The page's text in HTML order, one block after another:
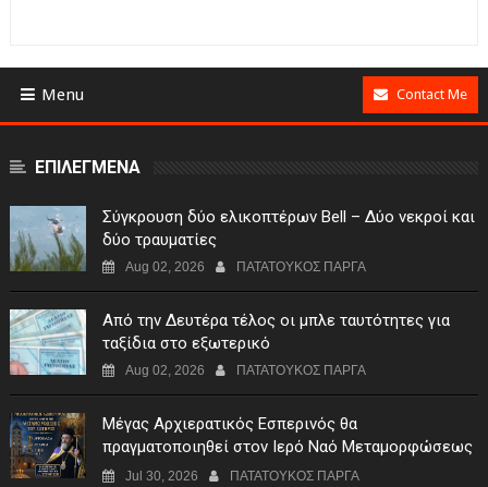
Menu Contact Me
ΕΠΙΛΕΓΜΕΝΑ
Σύγκρουση δύο ελικοπτέρων Bell – Δύο νεκροί και
δύο τραυματίες
Aug 02, 2026 ΠΑΤΑΤΟΥΚΟΣ ΠΑΡΓΑ
Από την Δευτέρα τέλος οι μπλε ταυτότητες για
ταξίδια στο εξωτερικό
Aug 02, 2026 ΠΑΤΑΤΟΥΚΟΣ ΠΑΡΓΑ
Μέγας Αρχιερατικός Εσπερινός θα
πραγματοποιηθεί στον Ιερό Ναό Μεταμορφώσεως
του Σωτήρος Σταυροχωρίου στης 5 Αυγούστου
Jul 30, 2026 ΠΑΤΑΤΟΥΚΟΣ ΠΑΡΓΑ